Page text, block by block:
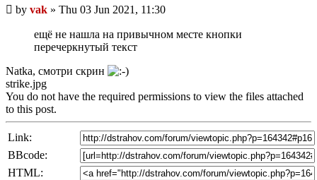
Unread
post
by vak » Thu 03 Jun 2021, 11:30
ещё не нашла на привычном месте кнопки
перечеркнутый текст
Natka, смотри скрин
strike.jpg
You do not have the required permissions to view the files attached
to this post.
Link:
BBcode:
HTML: